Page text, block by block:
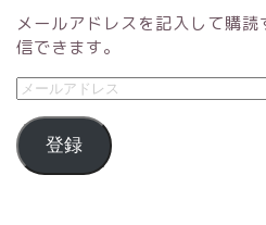
メールアドレスを記入して購
信できます。
登録